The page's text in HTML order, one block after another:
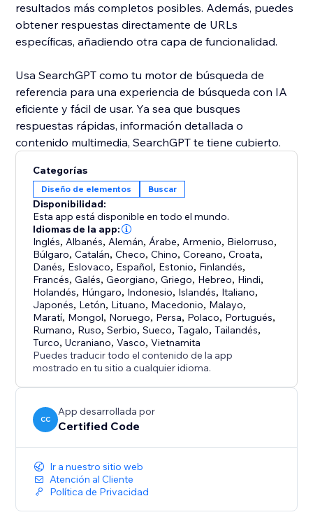
resultados más completos posibles. Además, puedes
obtener respuestas directamente de URLs
específicas, añadiendo otra capa de funcionalidad.
Usa SearchGPT como tu motor de búsqueda de
referencia para una experiencia de búsqueda con IA
eficiente y fácil de usar. Ya sea que busques
respuestas rápidas, información detallada o
contenido multimedia, SearchGPT te tiene cubierto.
Categorías
Diseño de elementos Buscar
Disponibilidad:
Esta app está disponible en todo el mundo.
Idiomas de la app:
Inglés, Albanés, Alemán, Árabe, Armenio, Bielorruso,
Búlgaro,Catalán,Checo,Chino,Coreano,Croata,
Danés, Eslovaco, Español, Estonio, Finlandés,
Francés,Galés,Georgiano,Griego, Hebreo, Hindi,
Holandés, Húngaro, Indonesio, Islandés, Italiano,
Japonés, Letón, Lituano, Macedonio, Malayo,
Maratí, Mongol, Noruego, Persa, Polaco, Portugués,
Rumano, Ruso,Serbio,Sueco,Tagalo,Tailandés,
Turco,Ucraniano,Vasco,Vietnamita
Puedes traducir todo el contenido de la app
mostrado en tu sitio a cualquier idioma.
CC
App desarrollada por
Certified Code
Ir a nuestro sitio web
Atención al Cliente
Política de Privacidad